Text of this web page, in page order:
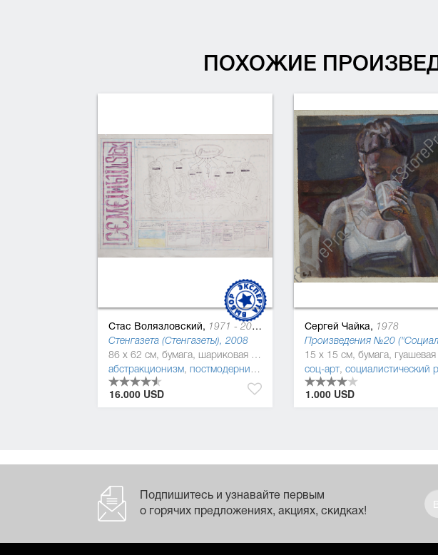
ПОХОЖИЕ
Стас Волязловский, 1971 - 2018
Стенгазета (Стенгазеты), 2008
86 x 62 см, бумага, шариковая ручка
абстракционизм, постмодернизм ,наивное искусство (наив)
16.000 USD
Сергей Чайка, 1978
соц-арт, социалистический реализм
1.000 USD
Подпишитесь и узнавайте первым
о горячих предложениях, акциях, скидках!